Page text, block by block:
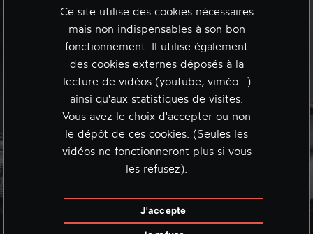
Ce site utilise des cookies nécessaires
mais non indispensables à son bon
fonctionnement. Il utilise également
des cookies externes déposés à la
lecture de vidéos (youtube, viméo…)
ainsi qu'aux statistiques de visites.
Vous avez le choix d'accepter ou non
le dépôt de ces cookies. (Seules les
vidéos ne fonctionneront plus si vous
les refusez).
J'accepte